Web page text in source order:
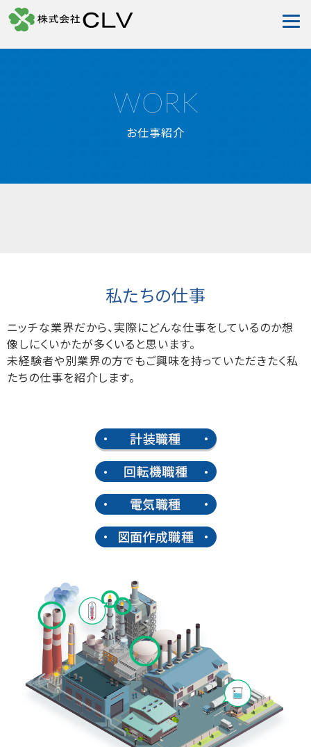
WORK
お仕事紹介
私たちの仕事
ニッチな業界だから、実際にどんな仕事をしているのか想
像しにくいかたが多くいると思います。
未経験者や別業界の方でもご興味を持っていただきたく私
たちの仕事を紹介します。